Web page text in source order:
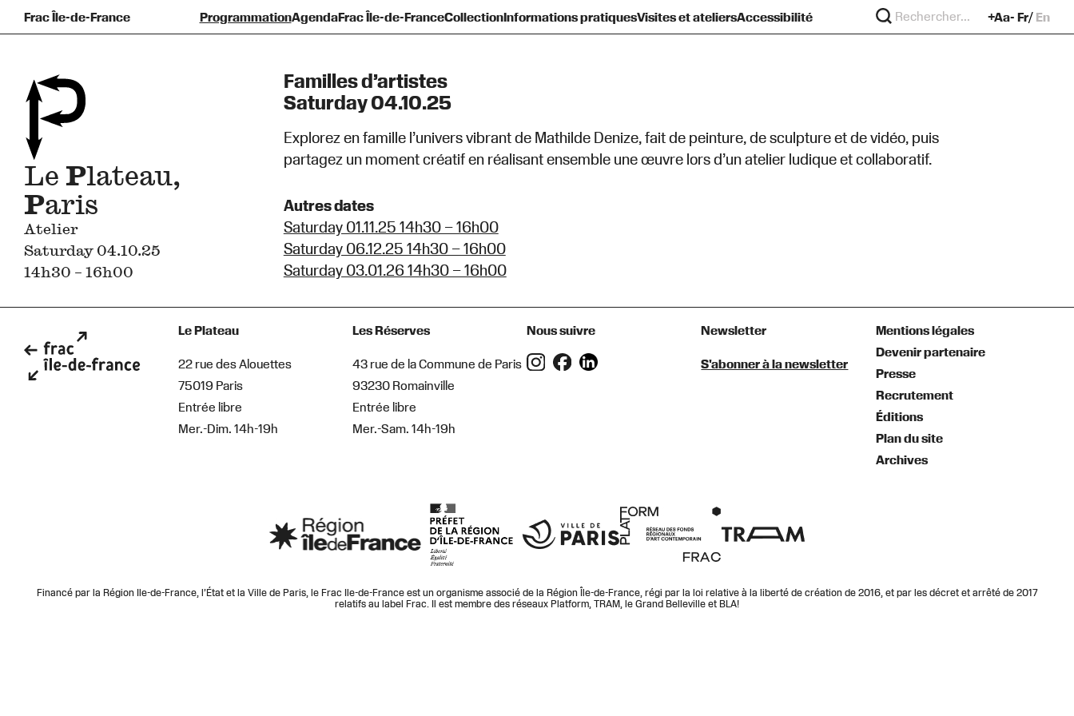
Frac Île-de-France
ProgrammationAgendaFrac Île-de-FranceCollectionInformations pratiquesVisites et ateliersAccessibilité +Aa- Fr En
Le Plateau,
Paris
Atelier
Saturday 04.10.25
14h30 – 16h00
Familles d’artistes
Saturday 04.10.25
Explorez en famille l’univers vibrant de Mathilde Denize, fait de peinture, de sculpture et de vidéo, puis
partagez un moment créatif en réalisant ensemble une œuvre lors d’un atelier ludique et collaboratif.
Autres dates
Saturday 01.11.25 14h30 – 16h00
Saturday 06.12.25 14h30 – 16h00
Saturday 03.01.26 14h30 – 16h00
Le Plateau
22 rue des Alouettes
75019 Paris
Entrée libre
Mer.-Dim. 14h-19h
Les Réserves
43 rue de la Commune de Paris
93230 Romainville
Entrée libre
Mer.-Sam. 14h-19h
Nous suivre Newsletter
S'abonner à la newsletter
Mentions légales
Devenir partenaire
Presse
Recrutement
Éditions
Plan du site
Archives
Financé par la Région Ile-de-France, l’État et la Ville de Paris, le Frac Ile-de-France est un organisme associé de la Région Île-de-France, régi par la loi relative à la liberté de création de 2016, et par les décret et arrêté de 2017
relatifs au label Frac. Il est membre des réseaux Platform, TRAM, le Grand Belleville et BLA!